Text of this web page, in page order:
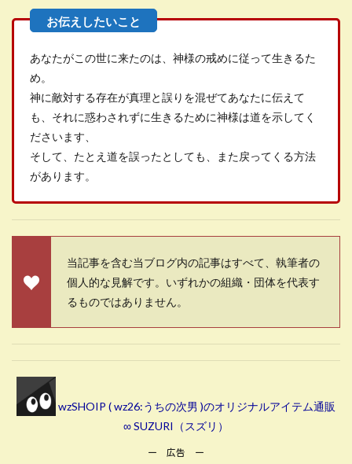
あなたがこの世に来たのは、神様の戒めに従って生きるた
め。
神に敵対する存在が真理と誤りを混ぜてあなたに伝えて
も、それに惑わされずに生きるために神様は道を示してく
ださいます、
そして、たとえ道を誤ったとしても、また戻ってくる方法
があります。
当記事を含む当ブログ内の記事はすべて、執筆者の
個人的な見解です。いずれかの組織・団体を代表す
るものではありません。
wzSHOIP ( wz26:うちの次男 )のオリジナルアイテム通販
∞ SUZURI（スズリ）
ー 広告 ー